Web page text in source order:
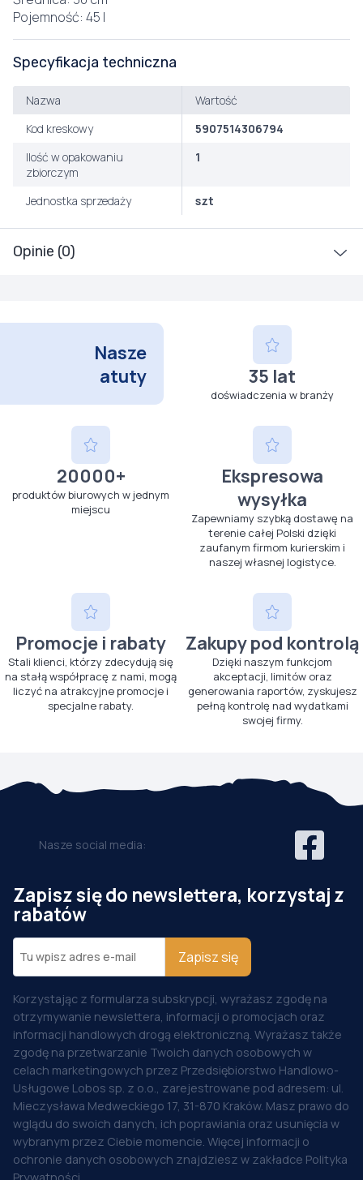
Opinie (0)
Pojemność: 45 l
Specyfikacja techniczna
Nazwa
Wartość
Kod kreskowy
5907514306794
Ilość w opakowaniu
zbiorczym
1
Jednostka sprzedaży szt
Nasze
atuty
35 lat
doświadczenia w branży
20000+
produktów biurowych w jednym
miejscu
Ekspresowa
wysyłka
Zapewniamy szybką dostawę na
terenie całej Polski dzięki
zaufanym firmom kurierskim i
naszej własnej logistyce.
Promocje i rabaty
Stali klienci, którzy zdecydują się
na stałą współpracę z nami, mogą
liczyć na atrakcyjne promocje i
specjalne rabaty.
Zakupy pod kontrolą
Dzięki naszym funkcjom
akceptacji, limitów oraz
generowania raportów, zyskujesz
pełną kontrolę nad wydatkami
swojej firmy.
Nasze social media:
Zapisz się do newslettera, korzystaj z
rabatów
Zapisz się
Korzystając z formularza subskrypcji, wyrażasz zgodę na
otrzymywanie newslettera, informacji o promocjach oraz
informacji handlowych drogą elektroniczną. Wyrażasz także
zgodę na przetwarzanie Twoich danych osobowych w
celach marketingowych przez Przedsiębiorstwo Handlowo-
Usługowe Lobos sp. z o.o., zarejestrowane pod adresem: ul.
Mieczysława Medweckiego 17, 31-870 Kraków. Masz prawo do
wglądu do swoich danych, ich poprawiania oraz usunięcia w
wybranym przez Ciebie momencie. Więcej informacji o
ochronie danych osobowych znajdziesz w zakładce Polityka